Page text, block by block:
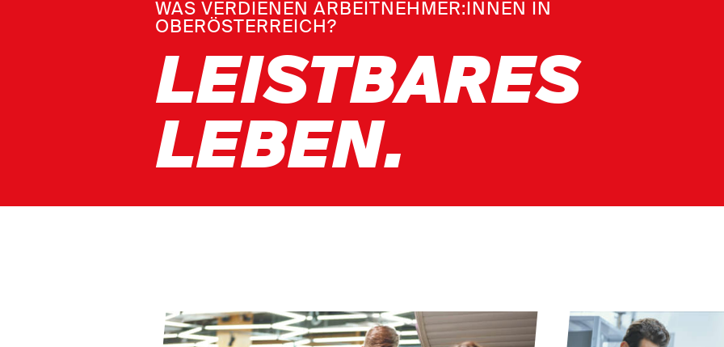
WAS VERDIENEN ARBEITNEHMER:INNEN IN
OBERÖSTERREICH?
LEISTBARES
LEBEN.